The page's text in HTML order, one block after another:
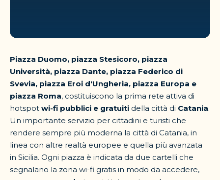
Piazza Duomo, piazza Stesicoro, piazza
Università, piazza Dante, piazza Federico di
Svevia, piazza Eroi d'Ungheria, piazza Europa e
piazza Roma, costituiscono la prima rete attiva di
hotspot wi-fi pubblici e gratuiti della città di Catania.
Un importante servizio per cittadini e turisti che
rendere sempre più moderna la città di Catania, in
linea con altre realtà europee e quella più avanzata
in Sicilia. Ogni piazza è indicata da due cartelli che
segnalano la zona wi-fi gratis in modo da accedere,